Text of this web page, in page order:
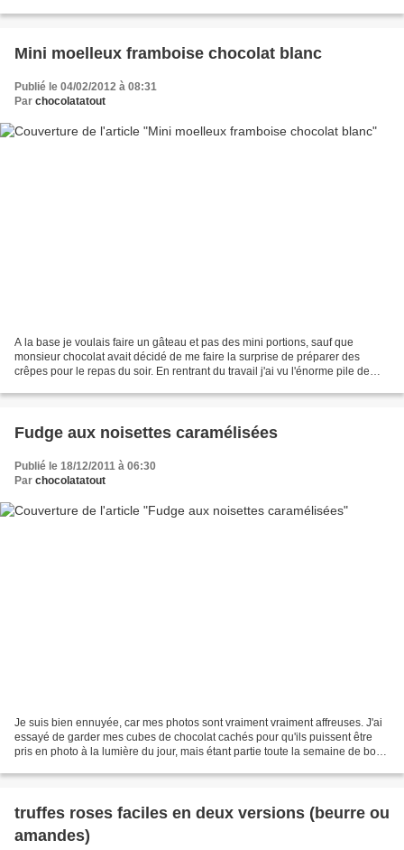
Mini moelleux framboise chocolat blanc
Publié le 04/02/2012 à 08:31
Par chocolatatout
A la base je voulais faire un gâteau et pas des mini portions, sauf que
monsieur chocolat avait décidé de me faire la surprise de préparer des
crêpes pour le repas du soir. En rentrant du travail j'ai vu l'énorme pile de
Fudge aux noisettes caramélisées
Publié le 18/12/2011 à 06:30
Par chocolatatout
Je suis bien ennuyée, car mes photos sont vraiment vraiment affreuses. J'ai
essayé de garder mes cubes de chocolat cachés pour qu'ils puissent être
pris en photo à la lumière du jour, mais étant partie toute la semaine de bon
truffes roses faciles en deux versions (beurre ou
amandes)